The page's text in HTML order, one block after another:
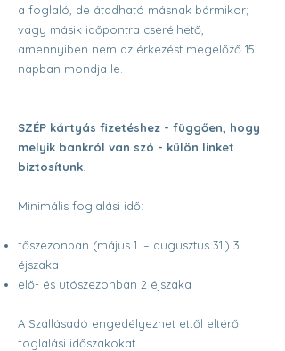
a foglaló, de átadható másnak bármikor;
vagy másik időpontra cserélhető,
amennyiben nem az érkezést megelőző 15
napban mondja le.
SZÉP kártyás fizetéshez - függően, hogy
melyik bankról van szó - külön linket
biztosítunk
Minimális foglalási idő:
főszezonban (május 1. – augusztus 31.) 3
éjszaka
elő- és utószezonban 2 éjszaka
A Szállásadó engedélyezhet ettől eltérő
foglalási időszakokat.